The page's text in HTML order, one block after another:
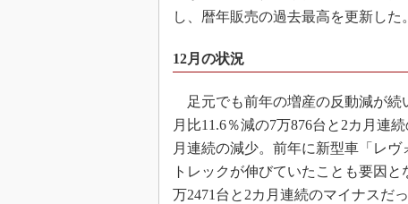
し、暦年販売の過去最高を更新した。
12月の状況
足元でも前年の増産の反動減が続
月比11.6％減の7万876台と2カ月連
月連続の減少。前年に新型車「レ
トレックが伸びていたことも要因
万2471台と2カ月連続のマイナスだ